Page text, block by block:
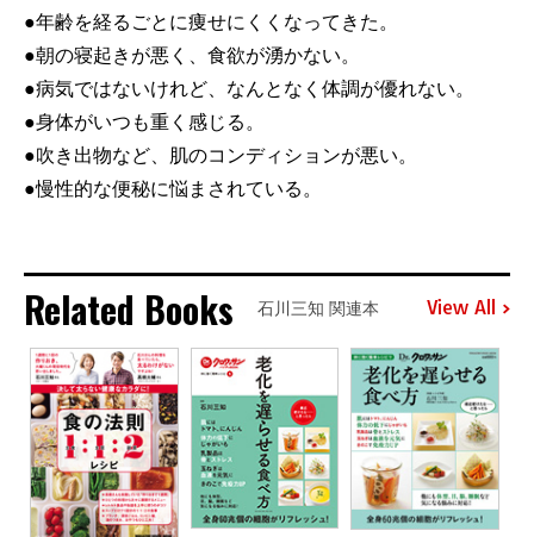
●年齢を経るごとに痩せにくくなってきた。
●朝の寝起きが悪く、食欲が湧かない。
●病気ではないけれど、なんとなく体調が優れない。
●身体がいつも重く感じる。
●吹き出物など、肌のコンディションが悪い。
●慢性的な便秘に悩まされている。
Related Books 石川三知 関連本 View All